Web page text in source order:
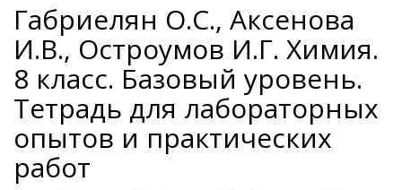
Габриелян О.С., Аксенова
И.В., Остроумов И.Г. Химия.
8 класс. Базовый уровень.
Тетрадь для лабораторных
опытов и практических
работ